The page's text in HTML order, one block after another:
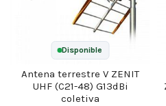
Disponible
Antena terrestre V ZENIT
UHF (C21-48) G13dBi
coletiva